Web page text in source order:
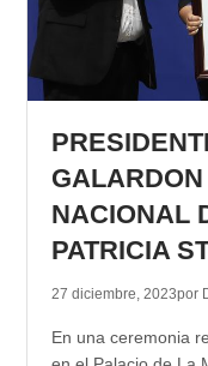
NACIONAL
PATRICIA
27 diciembre, 2023por
En una ceremonia